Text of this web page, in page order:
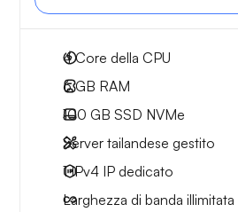
4Core della CPU
6 GB RAM
100 GB SSD NVMe
Server tailandese gestito
1 IPv4 IP dedicato
Larghezza di banda illimitata